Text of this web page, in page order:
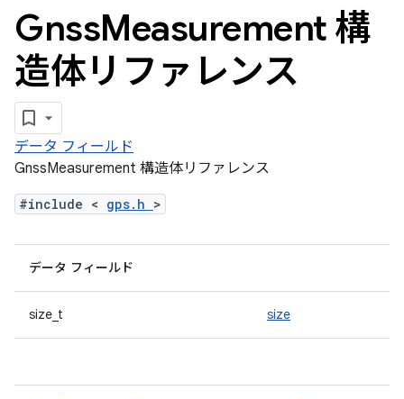
GnssMeasurement 構
造体リファレンス
データ フィールド
GnssMeasurement 構造体リファレンス
#include < gps.h >
データ フィールド
size_t size